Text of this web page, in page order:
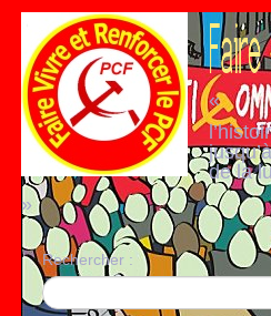
«
de la
»
Rechercher :